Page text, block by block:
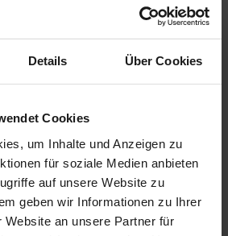
Details Über Cookies
Cookies
um Inhalte und Anzeigen zu
für soziale Medien anbieten
auf unsere Website zu
geben wir Informationen zu Ihrer
Website an unsere Partner für
*
*